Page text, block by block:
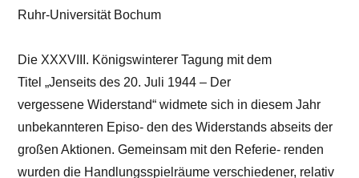
Ruhr-Universität Bochum
Die XXXVIII. Königswinterer Tagung mit dem
Titel „Jenseits des 20. Juli 1944 – Der
vergessene Widerstand“ widmete sich in diesem Jahr
unbekannteren Episo- den des Widerstands abseits der
großen Aktionen. Gemeinsam mit den Referie- renden
wurden die Handlungsspielräume verschiedener, relativ